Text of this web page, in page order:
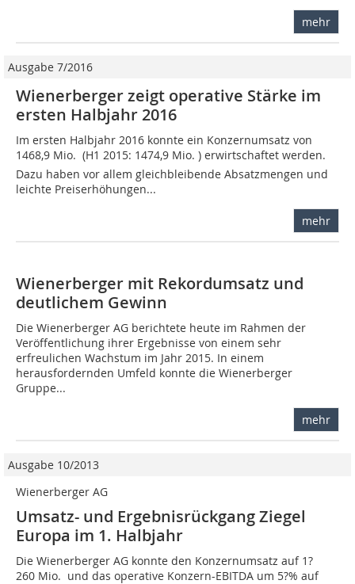
mehr
Ausgabe 7/2016
Wienerberger zeigt operative Stärke im
ersten Halbjahr 2016
Im ersten Halbjahr 2016 konnte ein Konzernumsatz von
1468,9 Mio.  (H1 2015: 1474,9 Mio. ) erwirtschaftet werden.
Dazu haben vor allem gleichbleibende Absatzmengen und
leichte Preiserhöhungen...
mehr
Wienerberger mit Rekordumsatz und
deutlichem Gewinn
Die Wienerberger AG berichtete heute im Rahmen der
Veröffentlichung ihrer Ergebnisse von einem sehr
erfreulichen Wachstum im Jahr 2015. In einem
herausfordernden Umfeld konnte die Wienerberger
Gruppe...
mehr
Ausgabe 10/2013
Wienerberger AG
Umsatz- und Ergebnisrückgang Ziegel
Europa im 1. Halbjahr
Die Wienerberger AG konnte den Konzernumsatz auf 1?
260 Mio.  und das operative Konzern-EBITDA um 5?% auf